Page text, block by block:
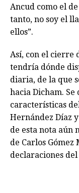
Ancud como el
tanto, no soy el
ellos”.
Así, con el cierre
tendría dónde
diaria, de la que
hacia Dicham. Se
características
Hernández Díaz
de esta nota aún
de Carlos
declaraciones